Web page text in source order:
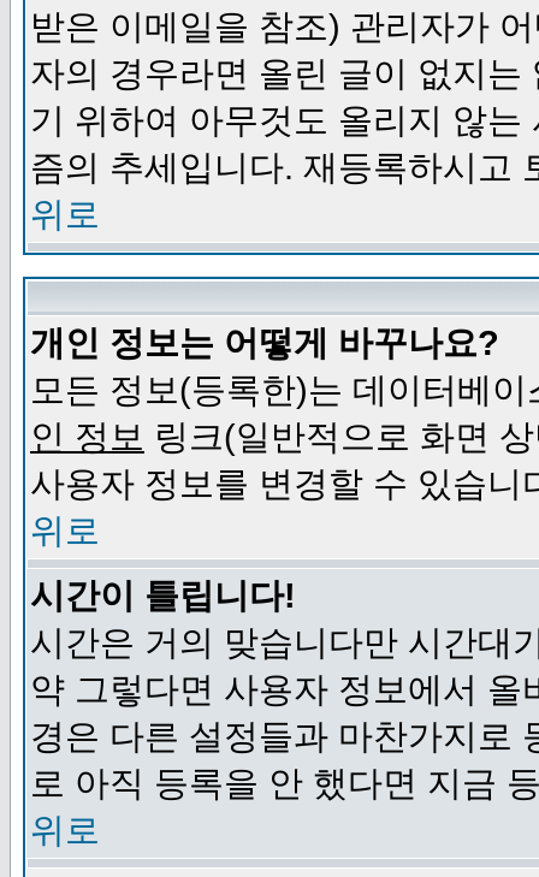
받은 이메일을 참조) 관리자가
자의 경우라면 올린 글이 없지
기 위하여 아무것도 올리지 않
즘의 추세입니다. 재등록하시고
위로
개인 정보는 어떻게 바꾸나요?
모든 정보(등록한)는 데이터베
인 정보 링크(일반적으로 화면
사용자 정보를 변경할 수 있습니
위로
시간이 틀립니다!
시간은 거의 맞습니다만 시간대
약 그렇다면 사용자 정보에서
경은 다른 설정들과 마찬가지로
로 아직 등록을 안 했다면 지금
위로